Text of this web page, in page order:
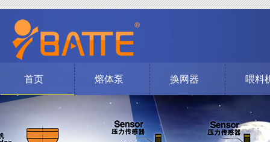
首页 熔体泵 换网器 喂料